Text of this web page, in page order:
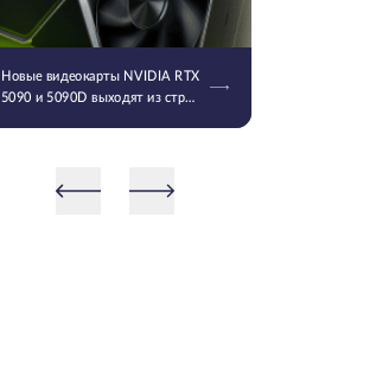
Новые видеокарты NVIDIA RTX
5090 и 5090D выходят из строя